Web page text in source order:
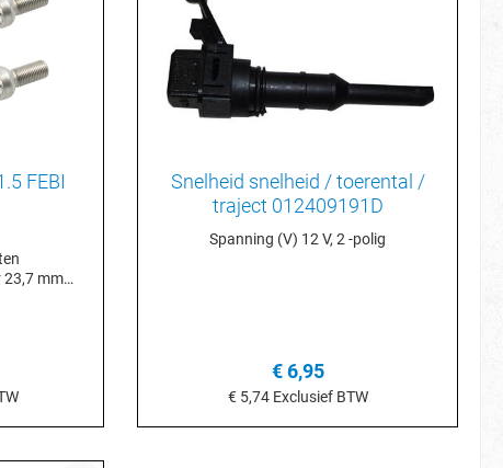
FEBI
mm
17 mm
Snelheid snelheid / toerental /
traject 012409191D
Spanning (V) 12 V, 2 -polig
€ 6,95
€ 5,74 Exclusief BTW